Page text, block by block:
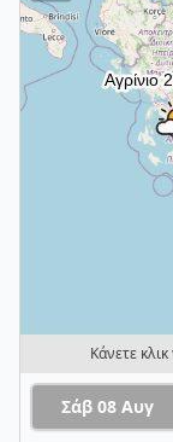
Κάνετε
Σάβ 08 Αυγ